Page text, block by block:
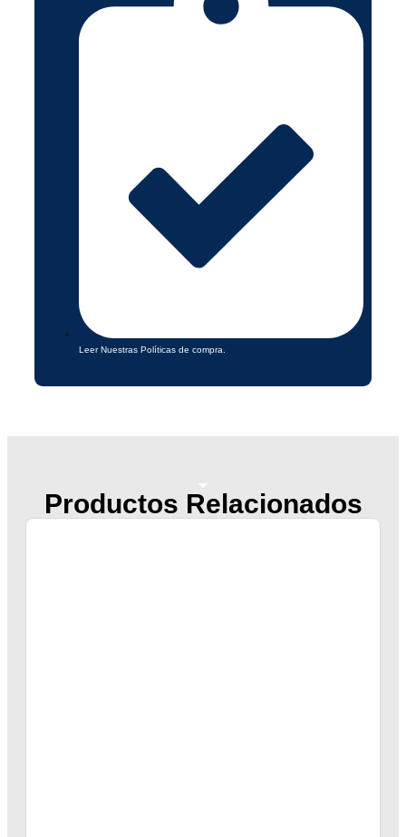
Leer Nuestras Políticas de compra.
Productos Relacionados